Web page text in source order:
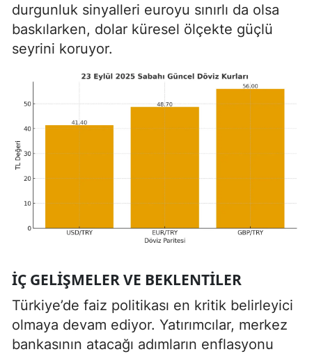
durgunluk sinyalleri euroyu sınırlı da olsa
baskılarken, dolar küresel ölçekte güçlü
seyrini koruyor.
İÇ GELIŞMELER VE BEKLENTILER
Türkiye’de faiz politikası en kritik belirleyici
olmaya devam ediyor. Yatırımcılar, merkez
bankasının atacağı adımların enflasyonu